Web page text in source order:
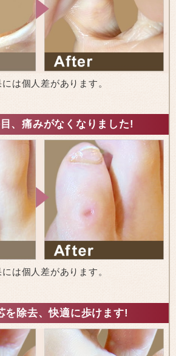
は個人差があります。
、痛みがなくなりました!
は個人差があります。
を除去、快適に歩けます!